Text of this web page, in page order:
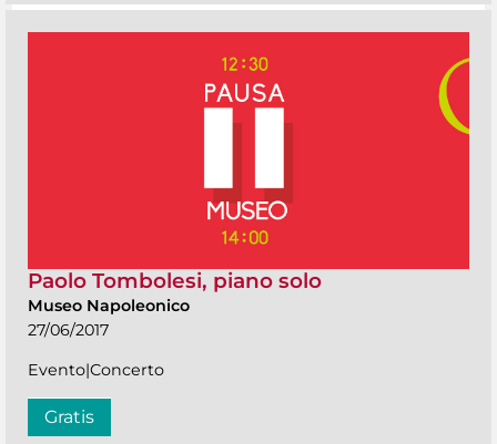
Paolo Tombolesi, piano solo
Museo Napoleonico
27/06/2017
Evento|Concerto
Gratis